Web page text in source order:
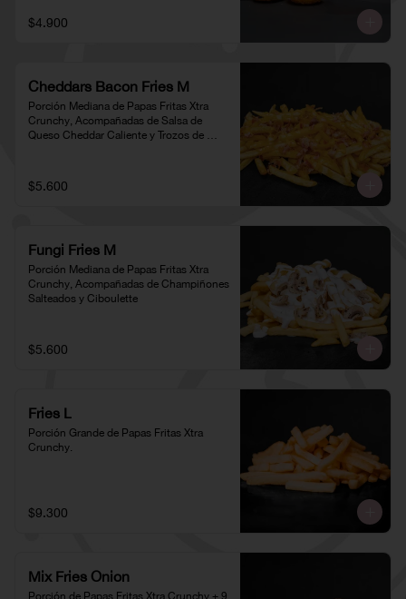
$4.900
Cheddars Bacon Fries M
Porción Mediana de Papas Fritas Xtra
Crunchy, Acompañadas de Salsa de
Queso Cheddar Caliente y Trozos de
$5.600
Fungi Fries M
Porción Mediana de Papas Fritas Xtra
Crunchy, Acompañadas de Champiñones
Salteados y Ciboulette
$5.600
Fries L
Porción Grande de Papas Fritas Xtra
Crunchy.
$9.300
Mix Fries Onion
Porción de Papas Fritas Xtra Crunchy + 9